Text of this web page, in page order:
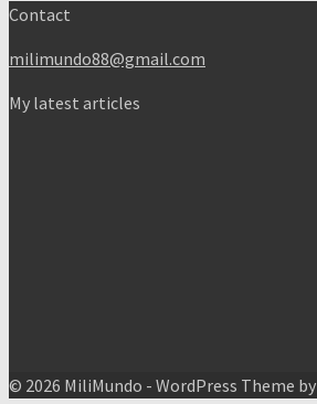
Contact
milimundo88@gmail.com
My latest articles
© 2026 MiliMundo - WordPress Theme by